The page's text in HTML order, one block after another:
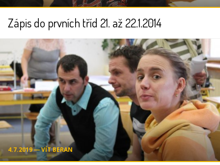
Zápis do prvních tříd 21. až 22.1.2014
4.7.2019 ― VÍT BERAN